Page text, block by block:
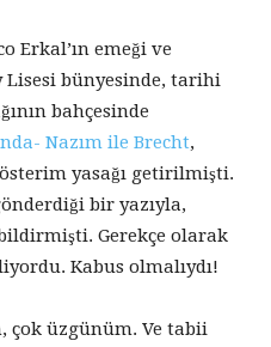
Erkal’ın emeği ve
Lisesi bünyesinde, tarihi
bahçesinde
Nazım ile Brecht,
yasağı getirilmişti.
bir yazıyla,
Gerekçe olarak
Kabus olmalıydı!
çok üzgünüm. Ve tabii